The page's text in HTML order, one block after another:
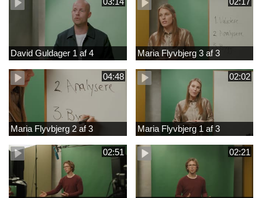
David Guldager 1 af 4 Maria Flyvbjerg 3 af 3
04:48
Maria Flyvbjerg 2 af 3
02:02
Maria Flyvbjerg 1 af 3
02:51 02:21